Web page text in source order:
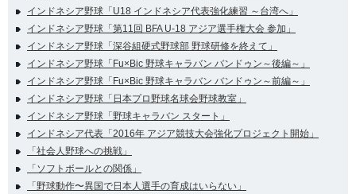
インドネシア野球「U18 インドネシア代表強化練習 ～台湾へ」
インドネシア野球「第11回 BFA U-18 アジア選手権大会 参加」
インドネシア野球「深谷組硬式野球部 野球研修を終えて」
インドネシア野球「Fu×Bic 野球キャラバン バンドゥン～後編～」
インドネシア野球「Fu×Bic 野球キャラバン バンドゥン～前編～」
インドネシア野球「日本プロ野球名球会野球教室」
インドネシア野球「野球キャラバン スタート」
インドネシア代表「2016年 アジア競技大会強化プロジェクト開始」
「社会人野球への挑戦」
「ソフトボールとの関係」
「野球動作〜異国で日本人選手の育成はいらない」